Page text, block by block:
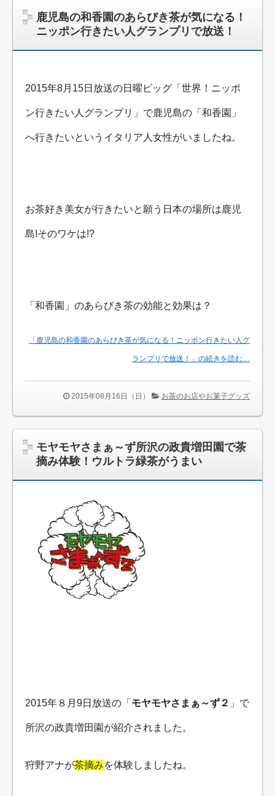
鹿児島の和香園のあらびき茶が気になる！
ニッポン行きたい人グランプリで放送！
2015年8月15日放送の日曜ビッグ「世界！ニッポ
ン行きたい人グランプリ」で鹿児島の「和香園」
へ行きたいというイタリア人女性がいましたね。
お茶好き美女が行きたいと願う日本の場所は鹿児
島!そのワケは!?
「和香園」のあらびき茶の効能と効果は？
「鹿児島の和香園のあらびき茶が気になる！ニッポン行きたい人グ
ランプリで放送！」の続きを読む…
2015年08月16日（日） お茶のお店やお菓子グッズ
モヤモヤさまぁ～ず所沢の政貴増田園で茶
摘み体験！ウルトラ緑茶がうまい
2015年８月9日放送の「 モヤモヤさまぁ～ず２ 」で
所沢の政貴増田園が紹介されました。
狩野アナが茶摘みを体験しましたね。